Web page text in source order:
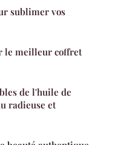
sublimer vos
le meilleur coffret
de l'huile de
radieuse et